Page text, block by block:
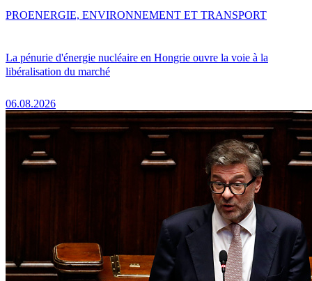
La pénurie d'énergie nucléaire en Hongrie ouvre la voie à la
libéralisation du marché
06.08.2026
PROENERGIE, ENVIRONNEMENT ET TRANSPORT